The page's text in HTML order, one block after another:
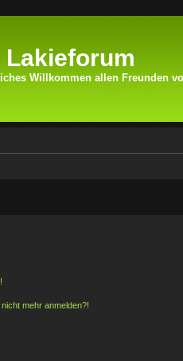
Lakieforum
Willkommen allen Freunden
mehr anmelden?!